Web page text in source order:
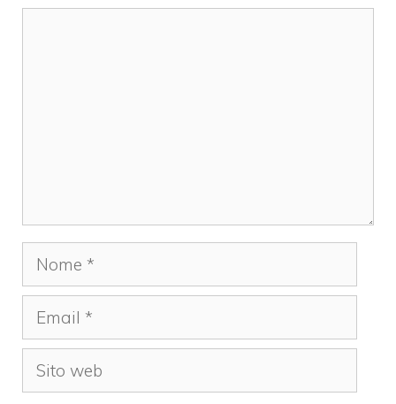
Nome
Email
Sito
web